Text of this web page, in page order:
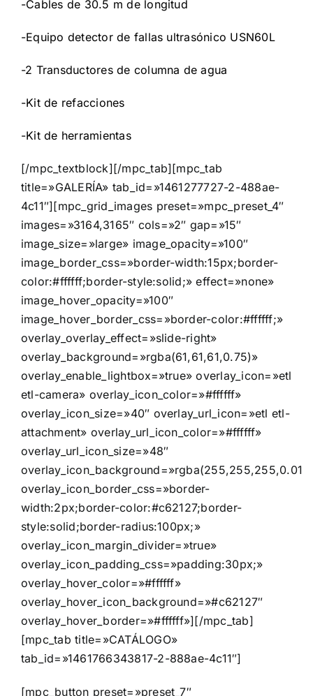
-Cables de 30.5 m de longitud
-Equipo detector de fallas ultrasónico USN60L
-2 Transductores de columna de agua
-Kit de refacciones
-Kit de herramientas
[/mpc_textblock][/mpc_tab][mpc_tab
title=»GALERÍA» tab_id=»1461277727-2-488ae-
4c11″][mpc_grid_images preset=»mpc_preset_4″
images=»3164,3165″ cols=»2″ gap=»15″
image_size=»large» image_opacity=»100″
image_border_css=»border-width:15px;border-
color:#ffffff;border-style:solid;» effect=»none»
image_hover_opacity=»100″
image_hover_border_css=»border-color:#ffffff;»
overlay_overlay_effect=»slide-right»
overlay_background=»rgba(61,61,61,0.75)»
overlay_enable_lightbox=»true» overlay_icon=»etl
etl-camera» overlay_icon_color=»#ffffff»
overlay_icon_size=»40″ overlay_url_icon=»etl etl-
attachment» overlay_url_icon_color=»#ffffff»
overlay_url_icon_size=»48″
overlay_icon_background=»rgba(255,255,255,0.01)»
overlay_icon_border_css=»border-
width:2px;border-color:#c62127;border-
style:solid;border-radius:100px;»
overlay_icon_margin_divider=»true»
overlay_icon_padding_css=»padding:30px;»
overlay_hover_color=»#ffffff»
overlay_hover_icon_background=»#c62127″
overlay_hover_border=»#ffffff»][/mpc_tab]
[mpc_tab title=»CATÁLOGO»
tab_id=»1461766343817-2-888ae-4c11″]
[mpc_button preset=»preset_7″